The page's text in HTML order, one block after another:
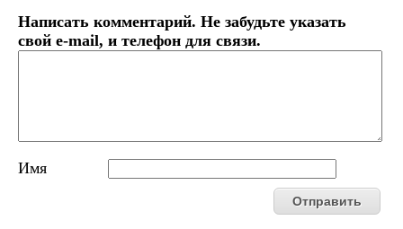
Написать комментарий. Не забудьте указать
свой e-mail, и телефон для связи.
Имя